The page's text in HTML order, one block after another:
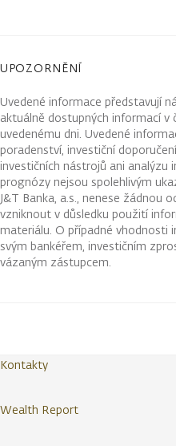
UPOZORNĚNÍ
Uvedené informace představují
aktuálně dostupných informací v
uvedenému dni. Uvedené
poradenství, investiční
investičních nástrojů ani analýzu
prognózy nejsou spolehlivým
J&T Banka, a.s., nenese žádnou
vzniknout v důsledku použití
materiálu. O případné vhodnosti
svým bankéřem, investičním
vázaným zástupcem.
Kontakty
Wealth Report